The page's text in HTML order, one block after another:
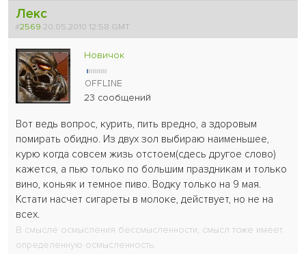
Лекс
#2569 20.05.2010 12:58 GMT
Новичок
23 сообщений
Вот ведь вопрос, курить, пить вредно, а здоровым
помирать обидно. Из двух зол выбираю наименьшее,
курю когда совсем жизь отстоем(сдесь другое слово)
кажется, а пью только по большим праздникам и только
вино, коньяк и темное пиво. Водку только на 9 мая.
Кстати насчет сигареты в молоке, действует, но не на
всех.
В смысле осмысления бессмысленности, смысл тоже имеет
определенную осмысленность.